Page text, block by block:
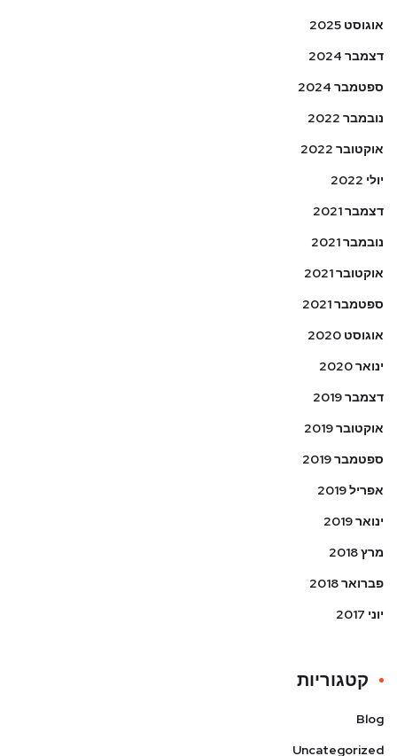
אוגוסט 2025
דצמבר 2024
ספטמבר 2024
נובמבר 2022
אוקטובר 2022
יולי 2022
דצמבר 2021
נובמבר 2021
אוקטובר 2021
ספטמבר 2021
אוגוסט 2020
ינואר 2020
דצמבר 2019
אוקטובר 2019
ספטמבר 2019
אפריל 2019
ינואר 2019
מרץ 2018
פברואר 2018
יוני 2017
קטגוריות
Blog
Uncategorized